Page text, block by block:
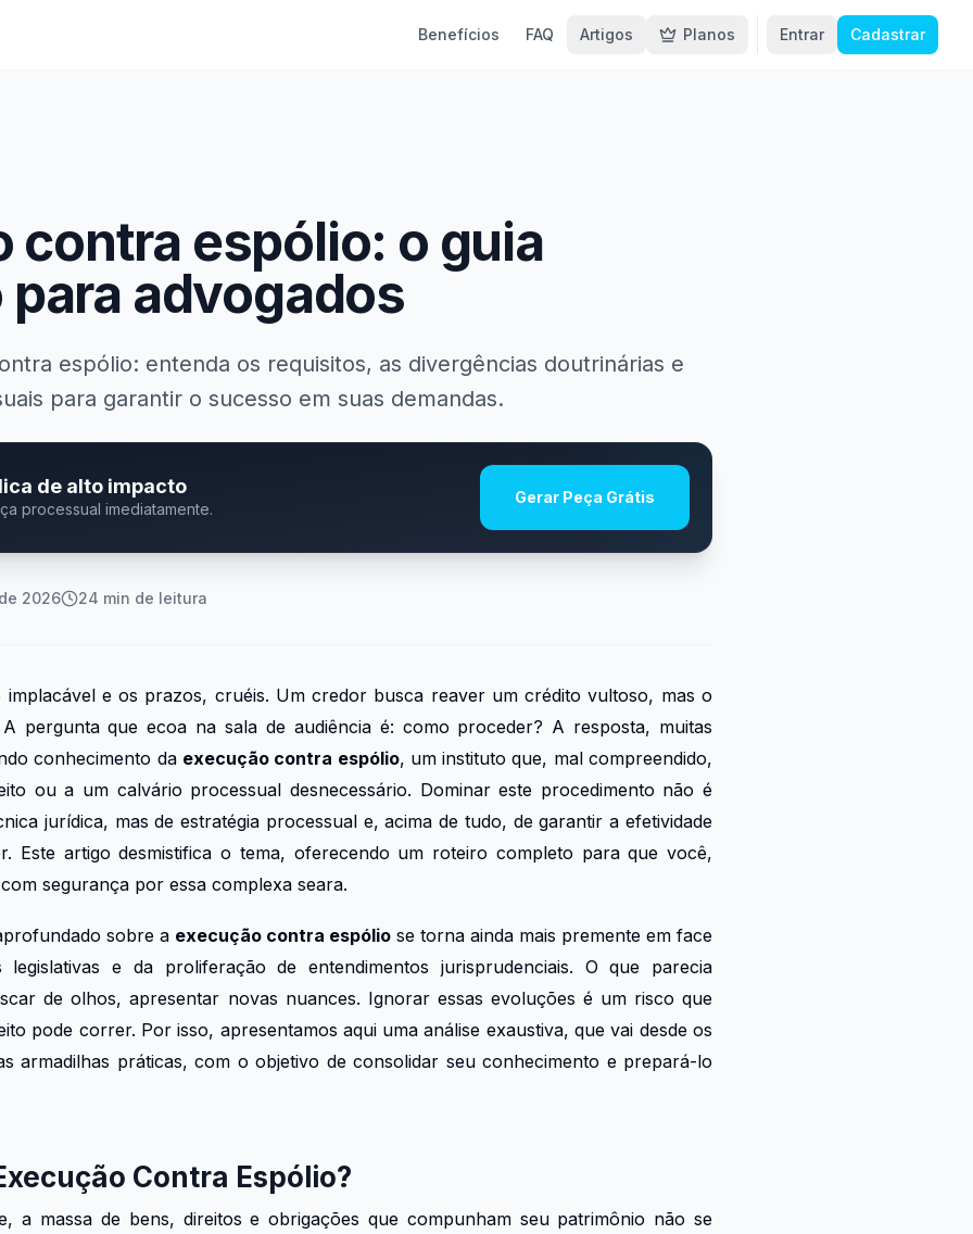
Benefícios FAQ Artigos Planos Entrar Cadastrar
contra espólio: o guia
advogados
espólio: entenda os requisitos, as divergências doutrinárias e
para garantir o sucesso em suas demandas.
de alto impacto
processual imediatamente.
Gerar Peça Grátis
2026 24 min de leitura
e os prazos, cruéis. Um credor busca reaver um crédito vultoso, mas o
pergunta que ecoa na sala de audiência é: como proceder? A resposta, muitas
conhecimento da execução contra espólio, um instituto que, mal compreendido,
ou a um calvário processual desnecessário. Dominar este procedimento não é
jurídica, mas de estratégia processual e, acima de tudo, de garantir a efetividade
Este artigo desmistifica o tema, oferecendo um roteiro completo para que você,
segurança por essa complexa seara.
sobre a execução contra espólio se torna ainda mais premente em face
legislativas e da proliferação de entendimentos jurisprudenciais. O que parecia
de olhos, apresentar novas nuances. Ignorar essas evoluções é um risco que
pode correr. Por isso, apresentamos aqui uma análise exaustiva, que vai desde os
armadilhas práticas, com o objetivo de consolidar seu conhecimento e prepará-lo
Contra Espólio?
a massa de bens, direitos e obrigações que compunham seu patrimônio não se